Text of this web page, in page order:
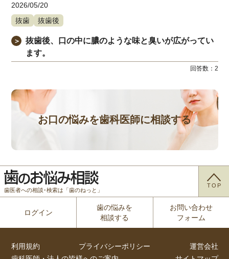
2026/05/20
抜歯
抜歯後
＞
抜歯後、口の中に膿のような味と臭いが広がってい
ます。
回答数： 2
お口の悩みを歯科医師に相談する
歯医者への相談･検索は「歯のねっと」
TOP
ログイン
歯の悩みを
相談する
お問い合わせ
フォーム
利用規約 プライバシーポリシー
運営会社